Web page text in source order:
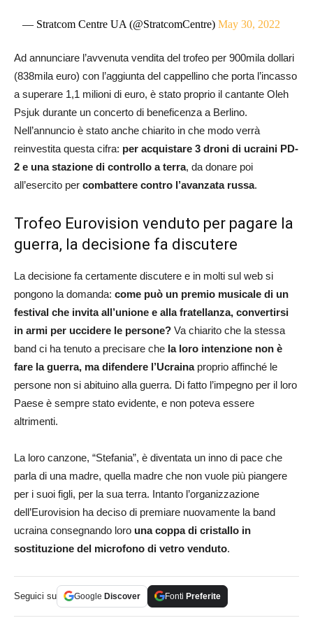
— Stratcom Centre UA (@StratcomCentre)May 30, 2022
Ad annunciare l’avvenuta vendita del trofeo per 900mila dollari
(838mila euro) con l’aggiunta del cappellino che porta l’incasso
a superare 1,1 milioni di euro, è stato proprio il cantante Oleh
Psjuk durante un concerto di beneficenza a Berlino.
Nell’annuncio è stato anche chiarito in che modo verrà
reinvestita questa cifra: per acquistare 3 droni di ucraini PD-
2 e una stazione di controllo a terra, da donare poi
all’esercito per combattere contro l’avanzata russa.
Trofeo Eurovision venduto per pagare la
guerra, la decisione fa discutere
La decisione fa certamente discutere e in molti sul web si
pongono la domanda: come può un premio musicale di un
festival che invita all’unione e alla fratellanza, convertirsi
in armi per uccidere le persone? Va chiarito che la stessa
band ci ha tenuto a precisare che la loro intenzione non è
fare la guerra, ma difendere l’Ucrainaproprio affinché le
persone non si abituino alla guerra. Di fatto l’impegno per il loro
Paese è sempre stato evidente, e non poteva essere
altrimenti.
La loro canzone, “Stefania”, è diventata un inno di pace che
parla di una madre, quella madre che non vuole più piangere
per i suoi figli, per la sua terra. Intanto l’organizzazione
dell’Eurovision ha deciso di premiare nuovamente la band
ucraina consegnando loro una coppa di cristallo in
sostituzione del microfono di vetro venduto.
Seguici su Google Discover Fonti Preferite